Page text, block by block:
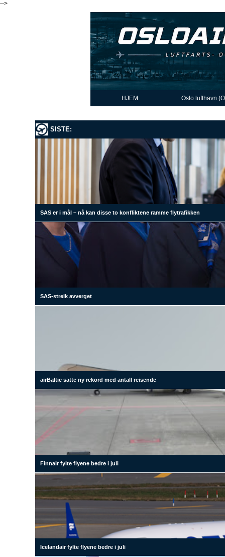
-->
HJEM Oslo lufthavn
SISTE:
SAS er i mål – nå kan disse to konfliktene ramme flytrafikken
SAS-streik avverget
airBaltic satte ny rekord med antall reisende
Finnair fylte flyene bedre i juli
Icelandair fylte flyene bedre i juli